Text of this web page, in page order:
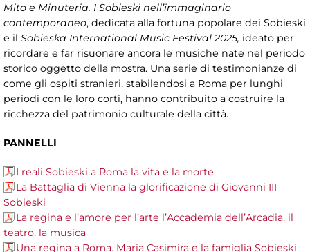
Mito e Minuteria. I Sobieski nell’immaginario
contemporaneo, dedicata alla fortuna popolare dei Sobieski
e il Sobieska International Music Festival 2025, ideato per
ricordare e far risuonare ancora le musiche nate nel periodo
storico oggetto della mostra. Una serie di testimonianze di
come gli ospiti stranieri, stabilendosi a Roma per lunghi
periodi con le loro corti, hanno contribuito a costruire la
ricchezza del patrimonio culturale della città.
PANNELLI
I reali Sobieski a Roma la vita e la morte
La Battaglia di Vienna la glorificazione di Giovanni III
Sobieski
La regina e l’amore per l’arte l’Accademia dell’Arcadia, il
teatro, la musica
Una regina a Roma. Maria Casimira e la famiglia Sobieski